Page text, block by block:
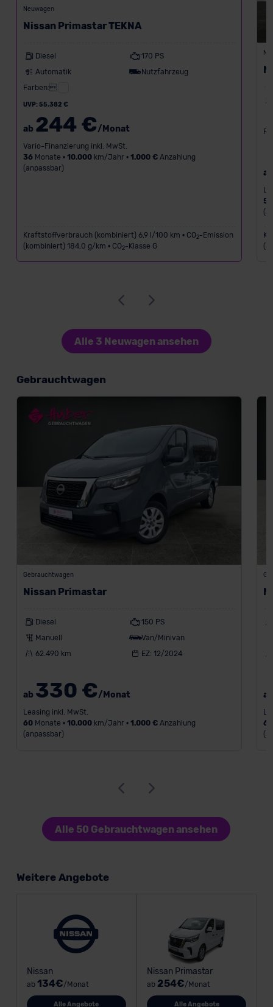
Neuwagen
Nissan Primastar TEKNA
Diesel
170 PS
Automatik
Nutzfahrzeug
Farben:
UVP: 55.382 €
ab 244 €/Monat
Vario-Finanzierung inkl. MwSt.
36Monate • 10.000km/Jahr • 1.000 €Anzahlung
(anpassbar)
Kraftstoffverbrauch (kombiniert) 6,9 l/100 km • CO2-Emission
(kombiniert) 184,0 g/km • CO2-Klasse G
54
Alle 3 Neuwagen ansehen
Gebrauchtwagen
Gebrauchtwagen
Nissan Primastar
Diesel
150 PS
Manuell
Van/Minivan
62.490 km
EZ: 12/2024
ab 330 €/Monat
Leasing inkl. MwSt.
60Monate • 10.000km/Jahr • 1.000 €Anzahlung
(anpassbar)
60
Alle 50 Gebrauchtwagen ansehen
Weitere Angebote
Nissan
ab 134€/Monat
Alle Angebote
Nissan Primastar
ab 254€/Monat
Alle Angebote